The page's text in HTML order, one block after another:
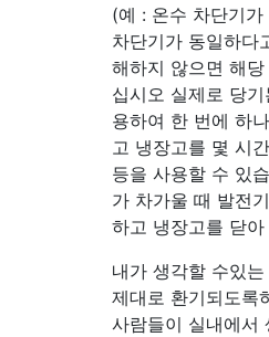
(예 : 온수 차단기
차단기가 동일하다
해하지 않으면 해
십시오 실제로 당
용하여 한 번에 하
고 냉장고를 몇 시
등을 사용할 수 있
가 차가울 때 발전
하고 냉장고를 닫
내가 생각할 수있
제대로 환기되도록
사람들이 실내에서